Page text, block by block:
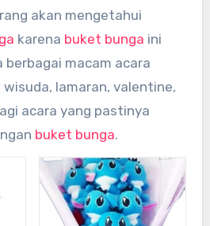
akan mengetahui
karena buket bunga ini
macam acara
lamaran, valentine,
acara yang pastinya
buket bunga.